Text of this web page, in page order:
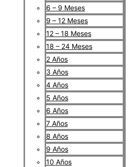
6 – 9 Meses
9 – 12 Meses
12 – 18 Meses
18 – 24 Meses
2 Años
3 Años
4 Años
5 Años
6 Años
7 Años
8 Años
9 Años
10 Años